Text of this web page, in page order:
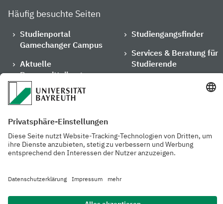
Häufig besuchte Seiten
Studienportal
Gamechanger Campus
Aktuelle
Pressemitteilungen
Arbeiten an der
Universität
Mensa, Frischraum &
Cafeterien
Studiengangsfinder
Services & Beratung für
Studierende
Veranstaltungskalender